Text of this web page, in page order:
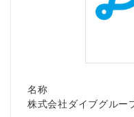
名称
株式会社ダイブグルー